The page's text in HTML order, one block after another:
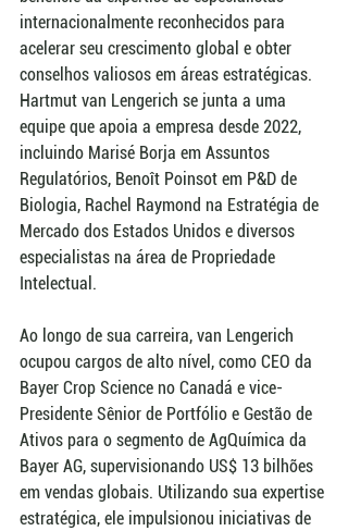
internacionalmente reconhecidos para
acelerar seu crescimento global e obter
conselhos valiosos em áreas estratégicas.
Hartmut van Lengerich se junta a uma
equipe que apoia a empresa desde 2022,
incluindo Marisé Borja em Assuntos
Regulatórios, Benoît Poinsot em P&D de
Biologia, Rachel Raymond na Estratégia de
Mercado dos Estados Unidos e diversos
especialistas na área de Propriedade
Intelectual.
Ao longo de sua carreira, van Lengerich
ocupou cargos de alto nível, como CEO da
Bayer Crop Science no Canadá e vice-
Presidente Sênior de Portfólio e Gestão de
Ativos para o segmento de AgQuímica da
Bayer AG, supervisionando US$ 13 bilhões
em vendas globais. Utilizando sua expertise
estratégica, ele impulsionou iniciativas de